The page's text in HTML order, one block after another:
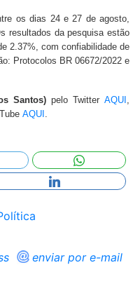
os dias 24 e 27 de agosto,
resultados da pesquisa estão
2.37%, com confiabilidade de
Protocolos BR 06672/2022 e
Santos) pelo TwitterAQUI ,
AQUI .
enviar por e-mail